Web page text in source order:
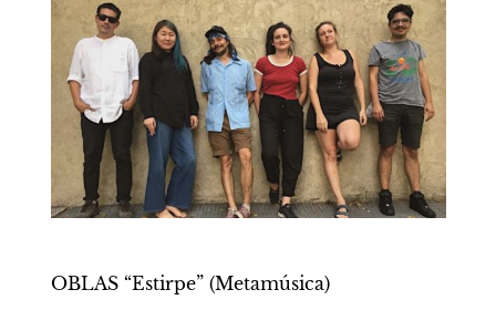
OBLAS “Estirpe” (Metamúsica)